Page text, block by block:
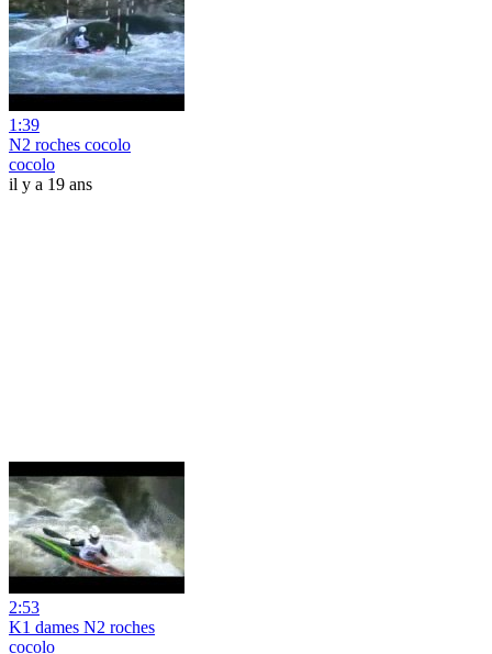
1:39
N2 roches cocolo
cocolo
il y a 19 ans
2:53
K1 dames N2 roches
cocolo